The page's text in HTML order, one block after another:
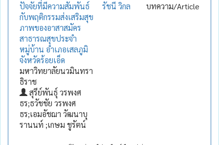
ปัจจัยที่มีความสัมพันธ์
กับพฤติกรรมส่งเสริมสุข
ภาพของอาสาสมัคร
สาธารณสุขประจำ
หมู่บ้าน อำเภอเสลภูมิ
จังหวัดร้อยเอ็ด
มหาวิทยาลัยนวมินทรา
ธิราช
สุรีย์พันธุ์ วรพงศ
ธร;ธวัชชัย วรพงศ
ธร;เอมอัชฌา วัฒนาบุ
รานนท์ ;เกษม ชูรัตน์
รัชนี วิกล บทความ/Article